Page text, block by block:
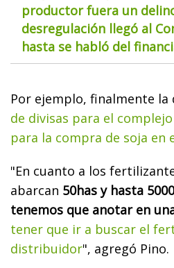
productor fuera un
desregulación llegó al
hasta se habló del
Por ejemplo, finalmente la
de divisas para el
para la compra de soja en
"En cuanto a los
abarcan 50has y hasta
tenemos que anotar en
tener que ir a buscar el
distribuidor", agregó Pino.